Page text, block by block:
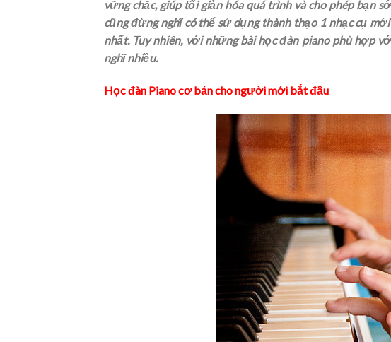
vững chắc, giúp tối giản hóa quá trình và cho phép bạn
cũng đừng nghĩ có thể sử dụng thành thạo 1 nhạc cụ
nhất. Tuy nhiên, với những bài học đàn piano phù hợp
nghĩ nhiều.
Học đàn Piano cơ bản cho người mới bắt đầu